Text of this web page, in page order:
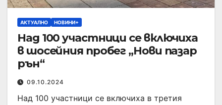
АКТУАЛНО НОВИНИ+
Над 100 участници се включиха
в шосейния пробег „Нови пазар
рън“
09.10.2024
Над 100 участници се включиха в третия